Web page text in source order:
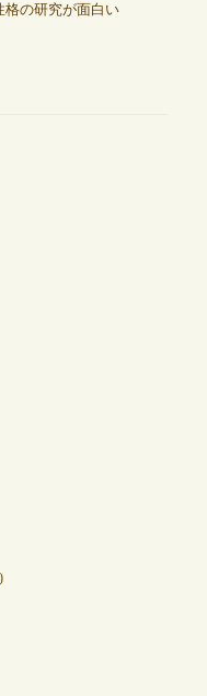
格の研究が面白い